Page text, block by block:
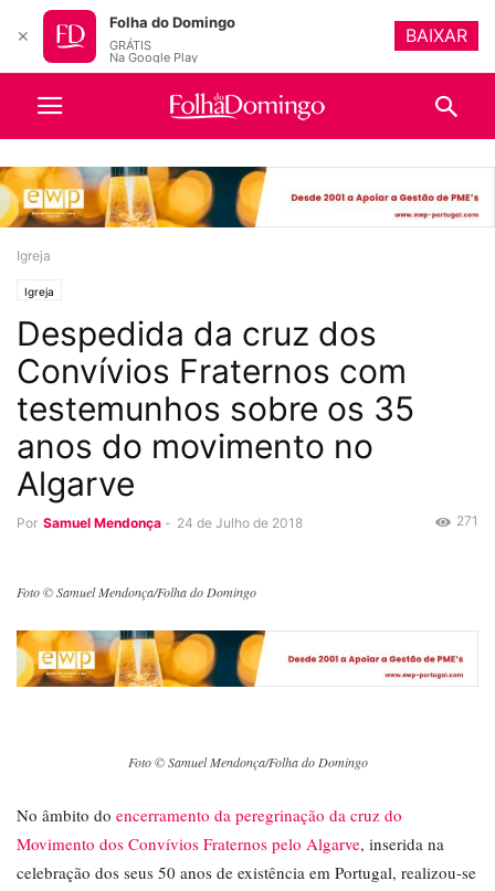
Igreja
Igreja
Despedida da cruz dos
Convívios Fraternos com
testemunhos sobre os 35
anos do movimento no
Algarve
Por Samuel Mendonça - 24 de Julho de 2018 271
Foto © Samuel Mendonça/Folha do Domingo
Foto © Samuel Mendonça/Folha do Domingo
No âmbito do encerramento da peregrinação da cruz do
Movimento dos Convívios Fraternos pelo Algarve, inserida na
celebração dos seus 50 anos de existência em Portugal, realizou-se
✕
Folha do Domingo
GRÁTIS
Na Google Play
BAIXAR